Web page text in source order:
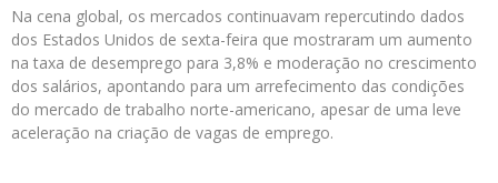
Na cena global, os mercados continuavam repercutindo dados
dos Estados Unidos de sexta-feira que mostraram um aumento
na taxa de desemprego para 3,8% e moderação no crescimento
dos salários, apontando para um arrefecimento das condições
do mercado de trabalho norte-americano, apesar de uma leve
aceleração na criação de vagas de emprego.